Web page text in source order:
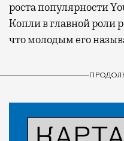
роста популярности
Копли в главной роли
что молодым его